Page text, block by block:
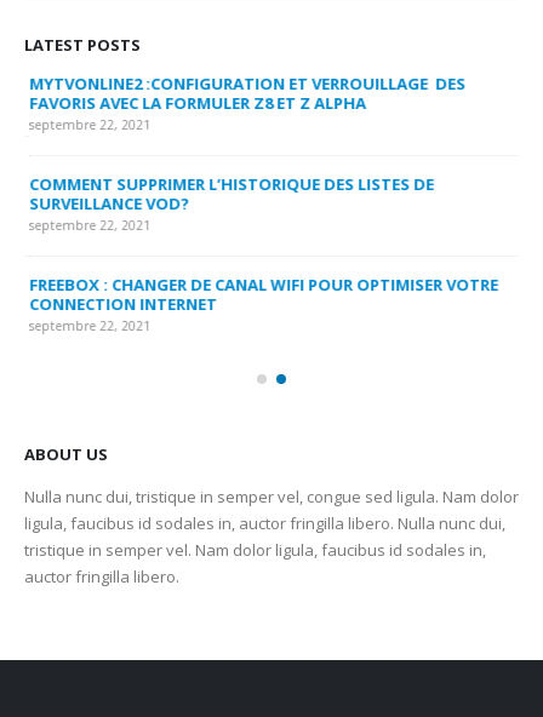
LATEST POSTS
MYTVONLINE2 :CONFIGURATION ET VERROUILLAGE DES
FAVORIS AVEC LA FORMULER Z8 ET Z ALPHA
septembre 22, 2021
COMMENT SUPPRIMER L’HISTORIQUE DES LISTES DE
SURVEILLANCE VOD?
septembre 22, 2021
FREEBOX : CHANGER DE CANAL WIFI POUR OPTIMISER VOTRE
CONNECTION INTERNET
septembre 22, 2021
ABOUT US
Nulla nunc dui, tristique in semper vel, congue sed ligula. Nam dolor
ligula, faucibus id sodales in, auctor fringilla libero. Nulla nunc dui,
tristique in semper vel. Nam dolor ligula, faucibus id sodales in,
auctor fringilla libero.